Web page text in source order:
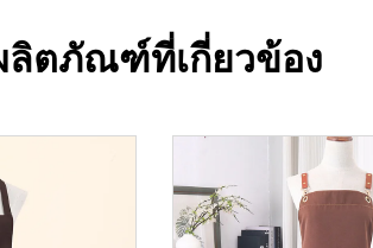
ลิตภัณฑ์ที่เกี่ยวข้อง